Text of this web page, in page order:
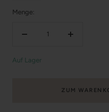
Menge:
Menge
Auf Lager
ZUM